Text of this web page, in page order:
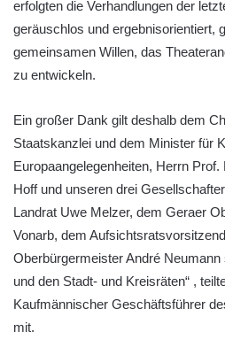
erfolgten die Verhandlungen der
geräuschlos und ergebnisorientiert,
gemeinsamen Willen, das
zu entwickeln.
Ein großer Dank gilt deshalb dem
Staatskanzlei und dem Minister für
Europaangelegenheiten, Herrn
Hoff und unseren drei
Landrat Uwe Melzer, dem Geraer
Vonarb, dem
Oberbürgermeister André
und den Stadt- und Kreisräten“ ,
Kaufmännischer Geschäftsführer
mit.